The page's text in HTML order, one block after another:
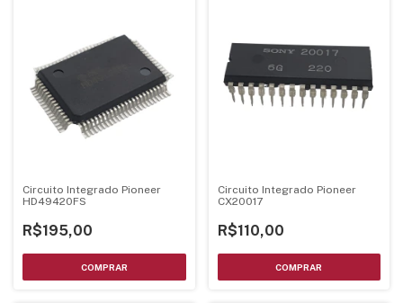
Circuito Integrado Pioneer
HD49420FS
R$195,00
Circuito Integrado Pioneer
CX20017
R$110,00